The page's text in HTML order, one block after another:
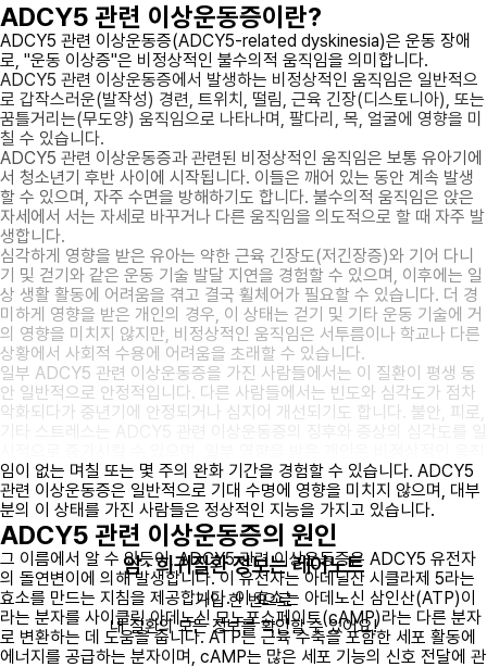
ADCY5 관련 이상운동증이란?
ADCY5 관련 이상운동증(ADCY5-related dyskinesia)은 운동 장애
로, "운동 이상증"은 비정상적인 불수의적 움직임을 의미합니다.
ADCY5 관련 이상운동증에서 발생하는 비정상적인 움직임은 일반적으
로 갑작스러운(발작성) 경련, 트위치, 떨림, 근육 긴장(디스토니아), 또는
꿈틀거리는(무도양) 움직임으로 나타나며, 팔다리, 목, 얼굴에 영향을 미
칠 수 있습니다.
ADCY5 관련 이상운동증과 관련된 비정상적인 움직임은 보통 유아기에
서 청소년기 후반 사이에 시작됩니다. 이들은 깨어 있는 동안 계속 발생
할 수 있으며, 자주 수면을 방해하기도 합니다. 불수의적 움직임은 앉은
자세에서 서는 자세로 바꾸거나 다른 움직임을 의도적으로 할 때 자주 발
생합니다.
심각하게 영향을 받은 유아는 약한 근육 긴장도(저긴장증)와 기어 다니
기 및 걷기와 같은 운동 기술 발달 지연을 경험할 수 있으며, 이후에는 일
상 생활 활동에 어려움을 겪고 결국 휠체어가 필요할 수 있습니다. 더 경
미하게 영향을 받은 개인의 경우, 이 상태는 걷기 및 기타 운동 기술에 거
의 영향을 미치지 않지만, 비정상적인 움직임은 서투름이나 학교나 다른
상황에서 사회적 수용에 어려움을 초래할 수 있습니다.
일부 ADCY5 관련 이상운동증을 가진 사람들에서는 이 질환이 평생 동
안 일반적으로 안정적입니다. 다른 사람들에서는 빈도와 심각도가 점차
악화되다가 중년기에 안정되거나 심지어 개선되기도 합니다. 불안, 피로,
임이 없는 며칠 또는 몇 주의 완화 기간을 경험할 수 있습니다. ADCY5
관련 이상운동증은 일반적으로 기대 수명에 영향을 미치지 않으며, 대부
분의 이 상태를 가진 사람들은 정상적인 지능을 가지고 있습니다.
ADCY5 관련 이상운동증의 원인
그 이름에서 알 수 있듯이, ADCY5 관련 이상운동증은 ADCY5 유전자
의 돌연변이에 의해 발생합니다. 이 유전자는 아데닐산 시클라제 5라는
효소를 만드는 지침을 제공합니다. 이 효소는 아데노신 삼인산(ATP)이
라는 분자를 사이클릭 아데노신 모노포스페이트(cAMP)라는 다른 분자
로 변환하는 데 도움을 줍니다. ATP는 근육 수축을 포함한 세포 활동에
에너지를 공급하는 분자이며, cAMP는 많은 세포 기능의 신호 전달에 관
암 · 희귀질환 정보는 레어노트
가입 한 번으로
내 질환의 모든 정보를 확인할 수 있어요!